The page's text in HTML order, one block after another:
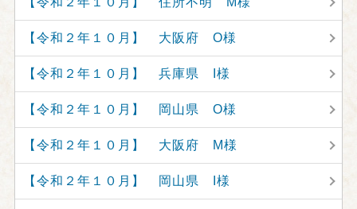
【令和２年１０月】 大阪府 O様
【令和２年１０月】 兵庫県 I様
【令和２年１０月】 岡山県 O様
【令和２年１０月】 大阪府 M様
【令和２年１０月】 岡山県 I様